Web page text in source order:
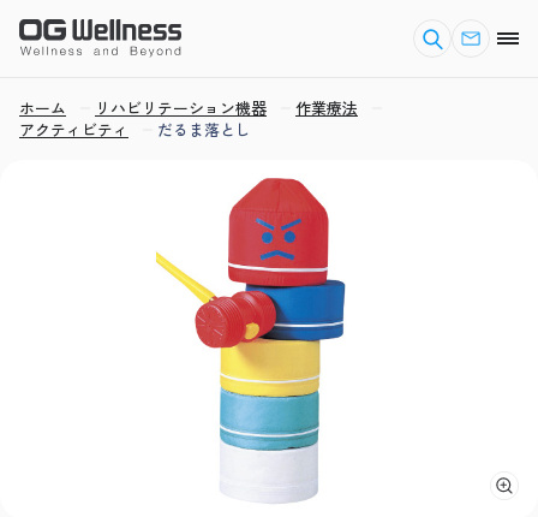
ホーム リハビリテーション機器
作業療法
アクティビティ
だるま落とし